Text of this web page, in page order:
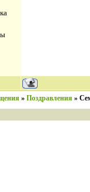
» Поздравления »